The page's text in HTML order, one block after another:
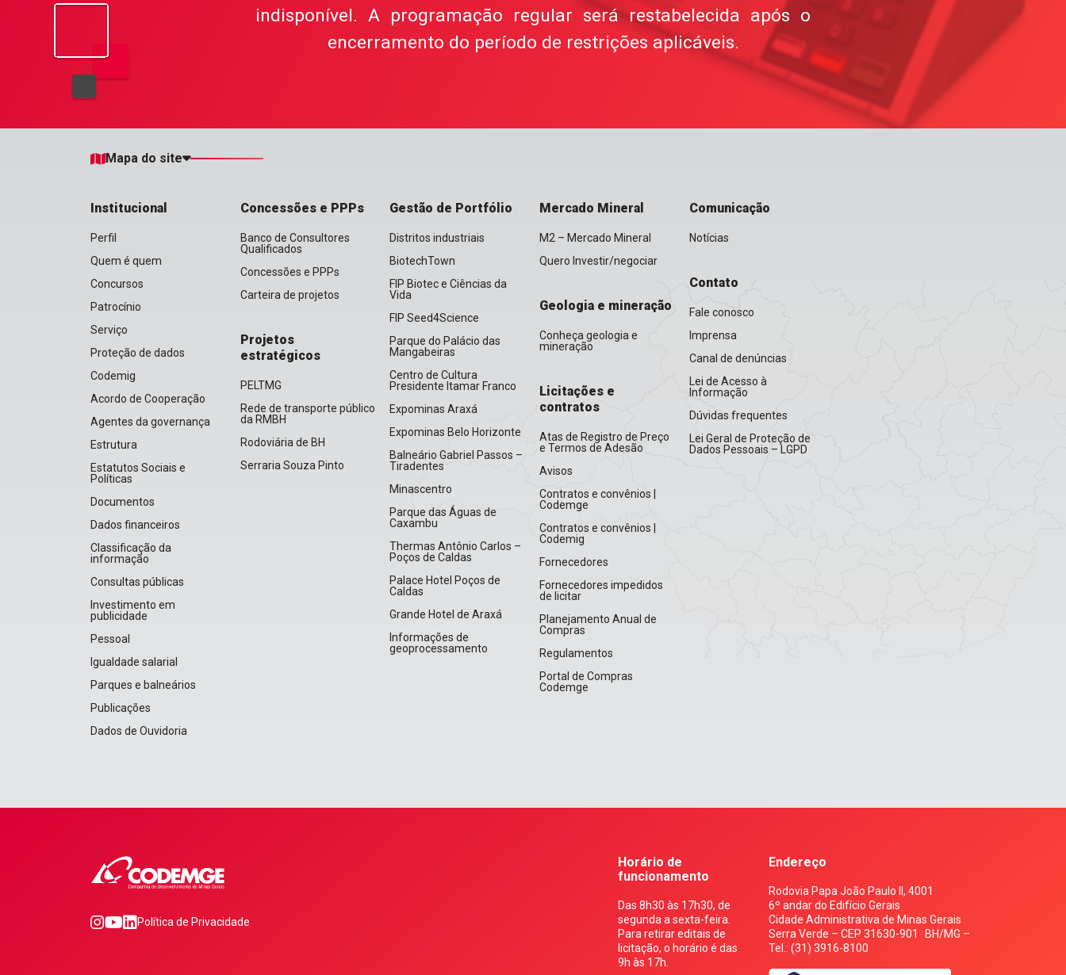
indisponível. A programação regular será restabelecida após o
encerramento do período de restrições aplicáveis.
Mapa do site
Institucional
Perfil
Quem é quem
Concursos
Patrocínio
Serviço
Proteção de dados
Codemig
Acordo de Cooperação
Agentes da governança
Estrutura
Estatutos Sociais e
Políticas
Documentos
Dados financeiros
Classificação da
informação
Consultas públicas
Investimento em
publicidade
Pessoal
Igualdade salarial
Parques e balneários
Publicações
Dados de Ouvidoria
Concessões e PPPs
Banco de Consultores
Qualificados
Concessões e PPPs
Carteira de projetos
Projetos
estratégicos
PELTMG
Rede de transporte público
da RMBH
Rodoviária de BH
Serraria Souza Pinto
Gestão de Portfólio
Distritos industriais
BiotechTown
FIP Biotec e Ciências da
Vida
FIP Seed4Science
Parque do Palácio das
Mangabeiras
Centro de Cultura
Presidente Itamar Franco
Expominas Araxá
Expominas Belo Horizonte
Balneário Gabriel Passos –
Tiradentes
Minascentro
Parque das Águas de
Caxambu
Thermas Antônio Carlos –
Poços de Caldas
Palace Hotel Poços de
Caldas
Grande Hotel de Araxá
Informações de
geoprocessamento
Mercado Mineral
M2 – Mercado Mineral
Quero Investir/negociar
Geologia e mineração
Conheça geologia e
mineração
Licitações e
contratos
Atas de Registro de Preço
e Termos de Adesão
Avisos
Contratos e convênios |
Codemge
Contratos e convênios |
Codemig
Fornecedores
Fornecedores impedidos
de licitar
Planejamento Anual de
Compras
Regulamentos
Portal de Compras
Codemge
Comunicação
Notícias
Contato
Fale conosco
Imprensa
Canal de denúncias
Lei de Acesso à
Informação
Dúvidas frequentes
Lei Geral de Proteção de
Dados Pessoais – LGPD
0 1 2
Política de Privacidade
Horário de
funcionamento
Das 8h30 às 17h30, de
segunda a sexta-feira.
Para retirar editais de
licitação, o horário é das
9h às 17h.
Endereço
Rodovia Papa João Paulo II, 4001
6º andar do Edifício Gerais
Cidade Administrativa de Minas Gerais
Serra Verde – CEP 31630-901 BH/MG –
Tel.: (31) 3916-8100